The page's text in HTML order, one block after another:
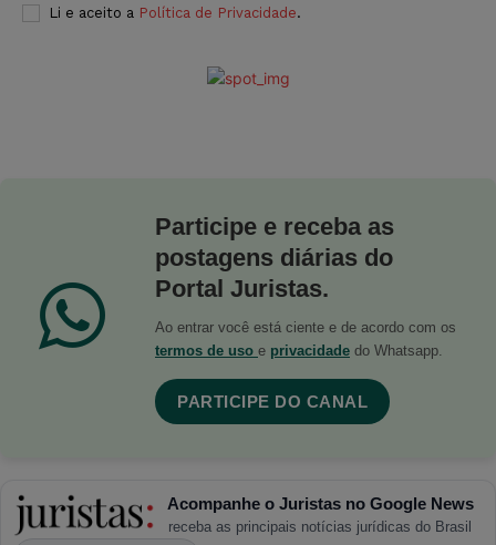
Li e aceito a Política de Privacidade.
Participe e receba as
postagens diárias do
Portal Juristas.
Ao entrar você está ciente e de acordo com os
termos de uso e privacidade do Whatsapp.
PARTICIPE DO CANAL
Acompanhe o Juristas no Google News
receba as principais notícias jurídicas do Brasil